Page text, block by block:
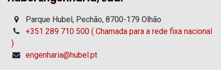
Parque Hubel, Pechão, 8700-179 Olhão
+351 289 710 500 ( Chamada para a rede fixa nacional
)
engenharia@hubel.pt